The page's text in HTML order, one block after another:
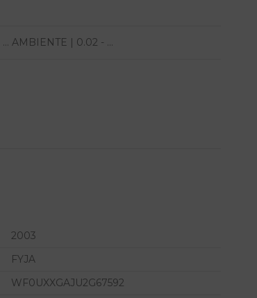
AMBIENTE | 0.02 - ...
2003
FYJA
WF0UXXGAJU2G67592